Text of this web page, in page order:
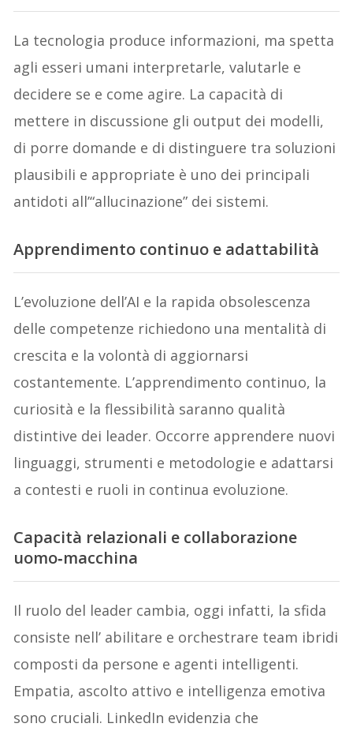
La tecnologia produce informazioni, ma spetta
agli esseri umani interpretarle, valutarle e
decidere se e come agire. La capacità di
mettere in discussione gli output dei modelli,
di porre domande e di distinguere tra soluzioni
plausibili e appropriate è uno dei principali
antidoti all’“allucinazione” dei sistemi.
Apprendimento continuo e adattabilità
L’evoluzione dell’AI e la rapida obsolescenza
delle competenze richiedono una mentalità di
crescita e la volontà di aggiornarsi
costantemente. L’apprendimento continuo, la
curiosità e la flessibilità saranno qualità
distintive dei leader. Occorre apprendere nuovi
linguaggi, strumenti e metodologie e adattarsi
a contesti e ruoli in continua evoluzione.
Capacità relazionali e collaborazione
uomo‑macchina
Il ruolo del leader cambia, oggi infatti, la sfida
consiste nell’ abilitare e orchestrare team ibridi
composti da persone e agenti intelligenti.
Empatia, ascolto attivo e intelligenza emotiva
sono cruciali. LinkedIn evidenzia che